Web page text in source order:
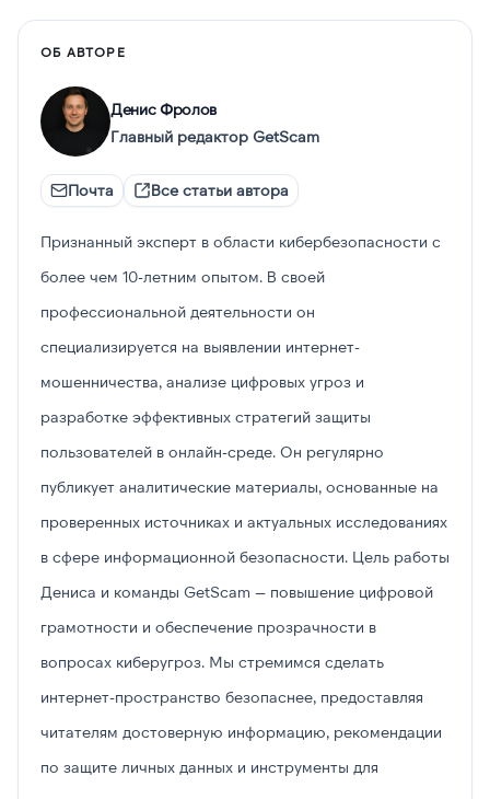
ОБ АВТОРЕ
Денис Фролов
Главный редактор GetScam
Почта Все статьи автора
Признанный эксперт в области кибербезопасности с
более чем 10-летним опытом. В своей
профессиональной деятельности он
специализируется на выявлении интернет-
мошенничества, анализе цифровых угроз и
разработке эффективных стратегий защиты
пользователей в онлайн-среде. Он регулярно
публикует аналитические материалы, основанные на
проверенных источниках и актуальных исследованиях
в сфере информационной безопасности. Цель работы
Дениса и команды GetScam — повышение цифровой
грамотности и обеспечение прозрачности в
вопросах киберугроз. Мы стремимся сделать
интернет-пространство безопаснее, предоставляя
читателям достоверную информацию, рекомендации
по защите личных данных и инструменты для